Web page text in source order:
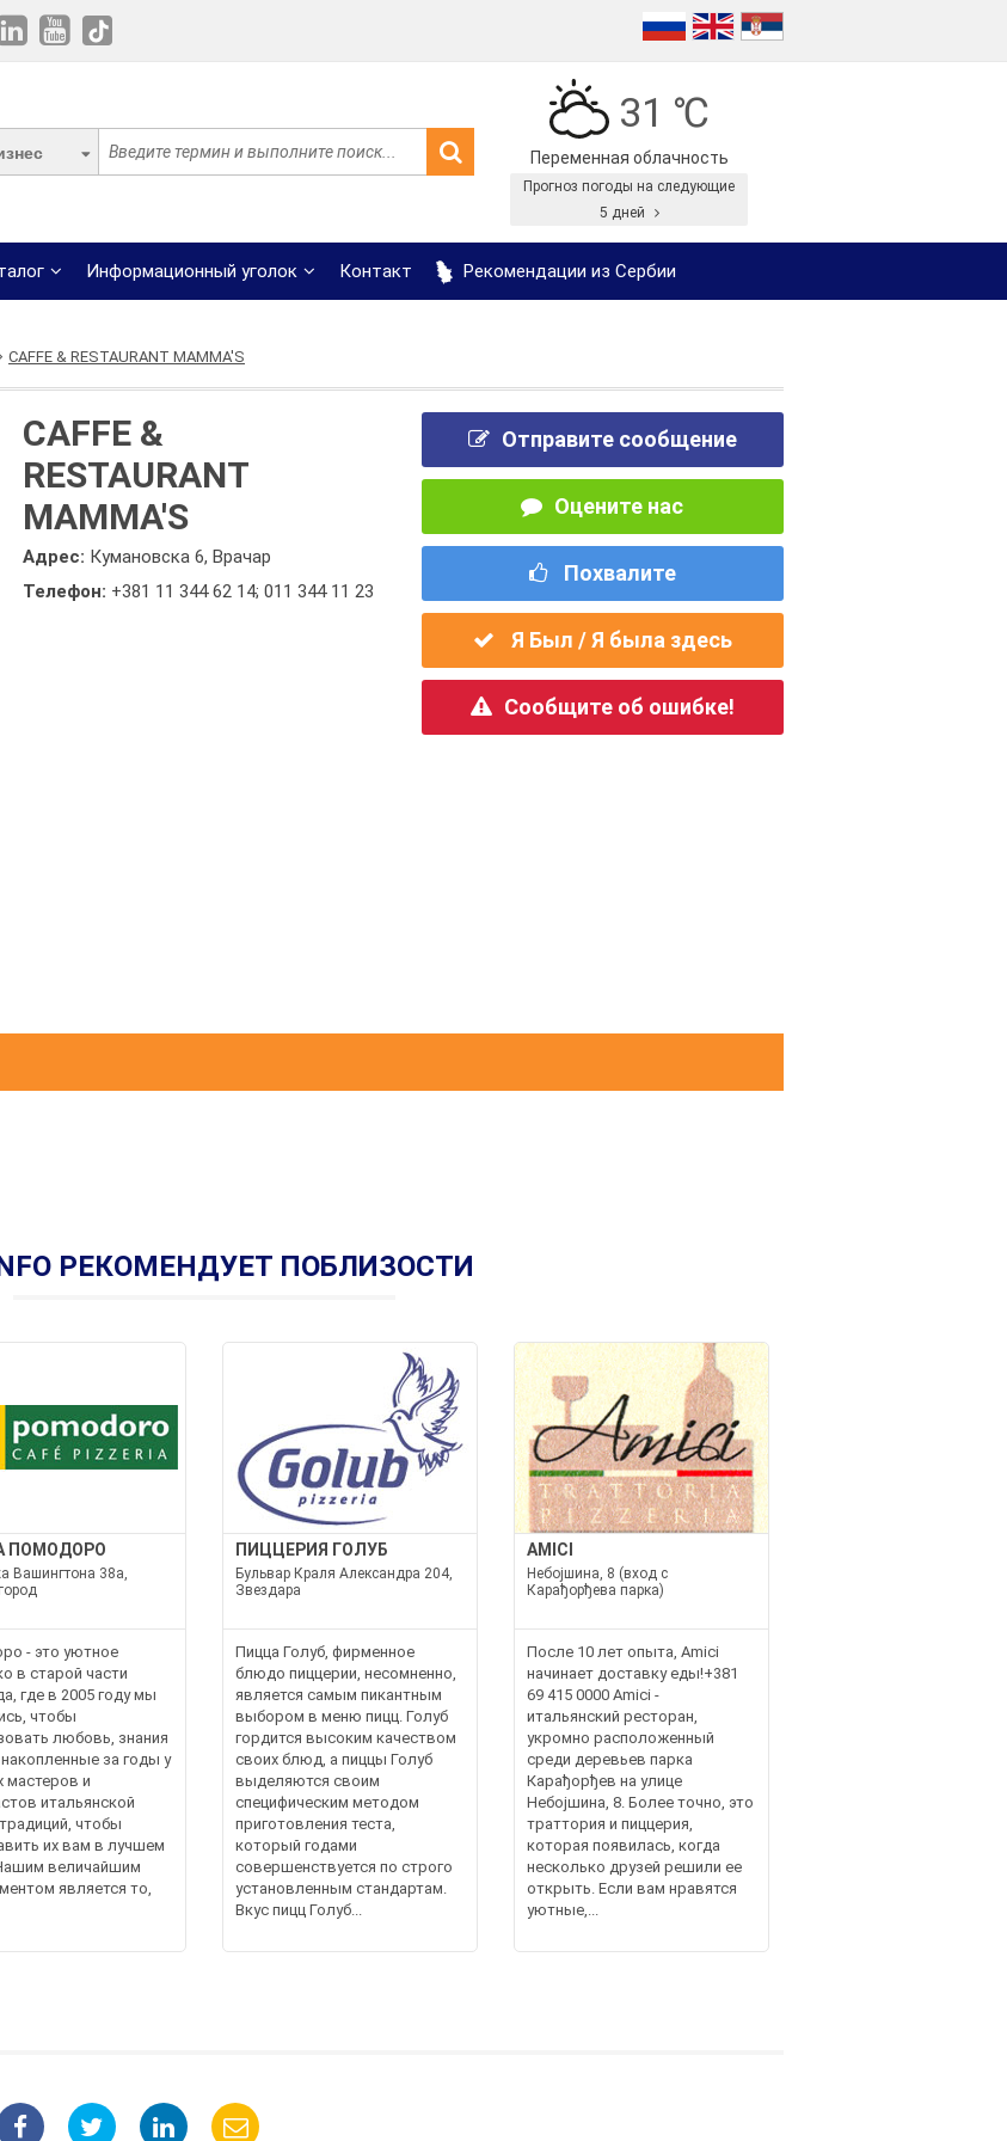
31 ℃
Переменная облачность
Прогноз погоды на следующие
5 дней
Информационный уголок Контакт Рекомендации из Сербии
CAFFE & RESTAURANT MAMMA'S
CAFFE &
RESTAURANT
MAMMA'S
Адрес: Кумановска 6, Врачар
Телефон: +381 11 344 62 14; 011 344 11 23
Отправите сообщение
Оцените нас
Похвалите
Я Был / Я была здесь
Сообщите об ошибке!
РЕКОМЕНДУЕТ ПОБЛИЗОСТИ
ПОМОДОРО
Вашингтона 38а,
- это уютное
в старой части
где в 2005 году мы
чтобы
любовь, знания
за годы у
мастеров и
итальянской
чтобы
их вам в лучшем
величайшим
является то,
ПИЦЦЕРИЯ ГОЛУБ
Бульвар Краля Александра 204,
Звездара
Пицца Голуб, фирменное
блюдо пиццерии, несомненно,
является самым пикантным
выбором в меню пицц. Голуб
гордится высоким качеством
своих блюд, а пиццы Голуб
выделяются своим
специфическим методом
приготовления теста,
который годами
совершенствуется по строго
установленным стандартам.
Вкус пицц Голуб...
AMICI
Небојшина, 8 (вход с
Карађорђева парка)
После 10 лет опыта, Amici
начинает доставку еды!+381
69 415 0000 Amici -
итальянский ресторан,
укромно расположенный
среди деревьев парка
Карађорђев на улице
Небојшина, 8. Более точно, это
траттория и пиццерия,
которая появилась, когда
несколько друзей решили ее
открыть. Если вам нравятся
уютные,...